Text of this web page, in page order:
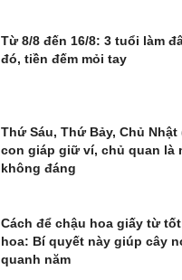
Từ 8/8 đến 16/8: 3 tuổi làm
đó, tiền đếm mỏi tay
Thứ Sáu, Thứ Bảy, Chủ Nhật
con giáp giữ ví, chủ quan là
không đáng
Cách để chậu hoa giấy từ
hoa: Bí quyết này giúp cây
quanh năm